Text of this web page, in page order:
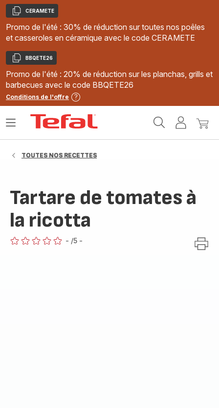
Copier
CERAMETE
Promo de l'été : 30% de réduction sur toutes nos poêles
et casseroles en céramique avec le code CERAMETE
Copier
BBQETE26
Promo de l'été : 20% de réduction sur les planchas, grills et
barbecues avec le code BBQETE26
Conditions de l'offre
MonMon
Ouvrir
TOUTES NOS RECETTES
Tartare de tomates à
la ricotta
- /5 -